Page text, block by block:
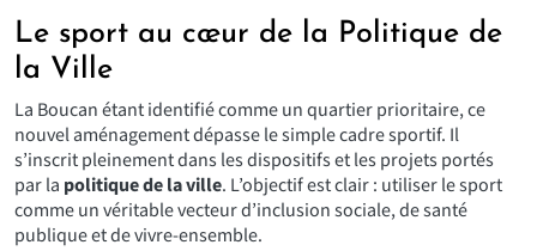
Le sport au cœur de la Politique de
la Ville
La Boucan étant identifié comme unquartier prioritaire, ce
nouvel aménagement dépasse le simple cadre sportif. Il
s’inscrit pleinement dans les dispositifs et les projets portés
par la politique de la ville. L’objectif est clair : utiliser le sport
comme un véritable vecteur d’inclusion sociale, de santé
publique et de vivre-ensemble.